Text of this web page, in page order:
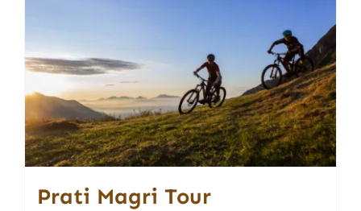
Prati Magri Tour